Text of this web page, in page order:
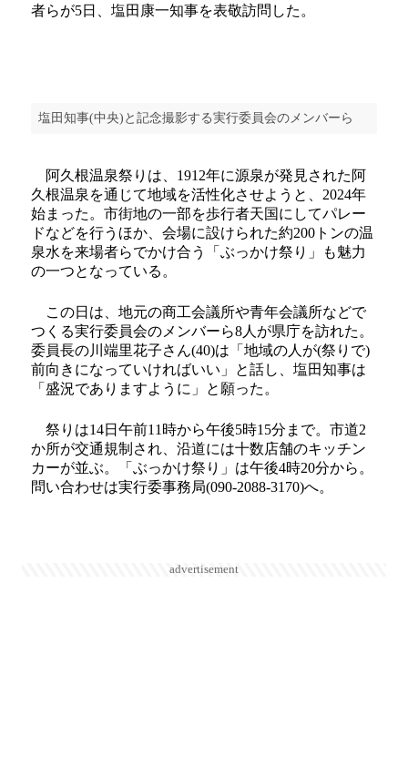
者らが5日、塩田康一知事を表敬訪問した。
塩田知事(中央)と記念撮影する実行委員会のメンバーら
阿久根温泉祭りは、1912年に源泉が発見された阿
久根温泉を通じて地域を活性化させようと、2024年
始まった。市街地の一部を歩行者天国にしてパレー
ドなどを行うほか、会場に設けられた約200トンの温
泉水を来場者らでかけ合う「ぶっかけ祭り」も魅力
の一つとなっている。
この日は、地元の商工会議所や青年会議所などで
つくる実行委員会のメンバーら8人が県庁を訪れた。
委員長の川端里花子さん(40)は「地域の人が(祭りで)
前向きになっていければいい」と話し、塩田知事は
「盛況でありますように」と願った。
祭りは14日午前11時から午後5時15分まで。市道2
か所が交通規制され、沿道には十数店舗のキッチン
カーが並ぶ。「ぶっかけ祭り」は午後4時20分から。
問い合わせは実行委事務局(090-2088-3170)へ。
advertisement